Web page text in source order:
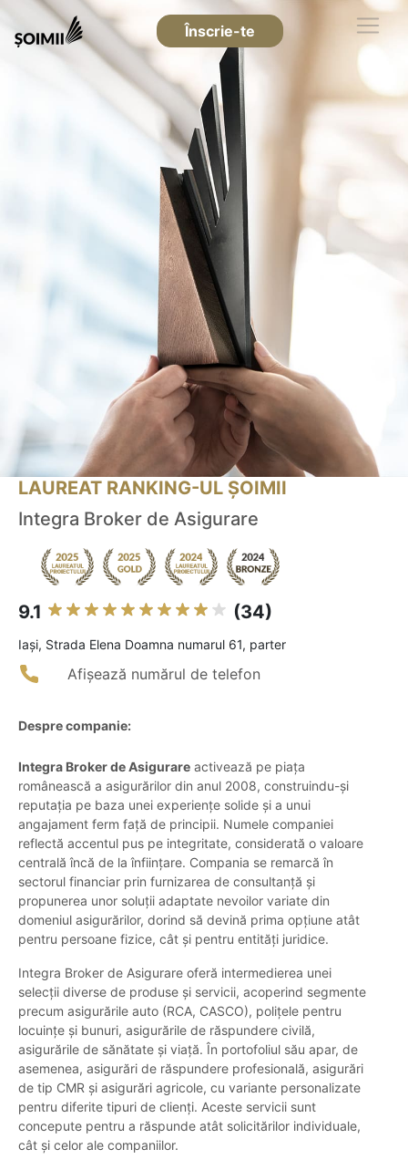
Înscrie-te
LAUREAT RANKING-UL ȘOIMII
Integra Broker de Asigurare
9.1 (34)
Iaşi, Strada Elena Doamna numarul 61, parter
Afișează numărul de telefon
Despre companie:
Integra Broker de Asigurare activează pe piața
românească a asigurărilor din anul 2008, construindu-și
reputația pe baza unei experiențe solide și a unui
angajament ferm față de principii. Numele companiei
reflectă accentul pus pe integritate, considerată o valoare
centrală încă de la înființare. Compania se remarcă în
sectorul financiar prin furnizarea de consultanță și
propunerea unor soluții adaptate nevoilor variate din
domeniul asigurărilor, dorind să devină prima opțiune atât
pentru persoane fizice, cât și pentru entități juridice.
Integra Broker de Asigurare oferă intermedierea unei
selecții diverse de produse și servicii, acoperind segmente
precum asigurările auto (RCA, CASCO), polițele pentru
locuințe și bunuri, asigurările de răspundere civilă,
asigurările de sănătate și viață. În portofoliul său apar, de
asemenea, asigurări de răspundere profesională, asigurări
de tip CMR și asigurări agricole, cu variante personalizate
pentru diferite tipuri de clienți. Aceste servicii sunt
concepute pentru a răspunde atât solicitărilor individuale,
cât și celor ale companiilor.